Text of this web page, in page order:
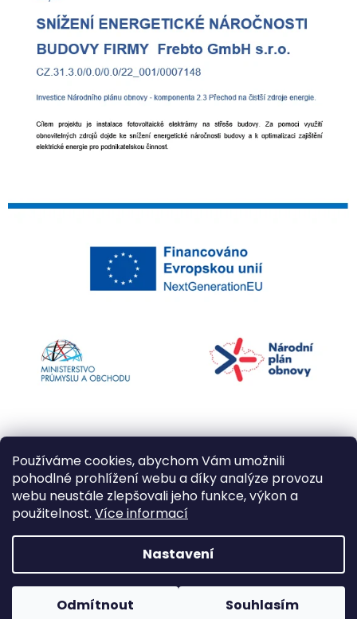
Používáme cookies, abychom Vám umožnili
pohodlné prohlížení webu a díky analýze provozu
webu neustále zlepšovali jeho funkce, výkon a
použitelnost. Více informací
Nastavení
Odmítnout Souhlasím
Vytvořil Shoptet
Copyright 2026Kapří kuličky. Všechna práva
vyhrazena.
Upravit nastavení cookies